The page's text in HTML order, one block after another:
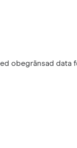
obegränsad data